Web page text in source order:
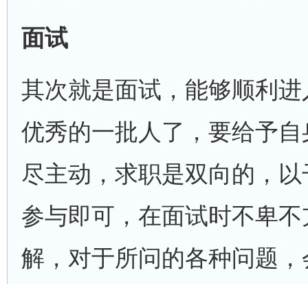
面试
其次就是面试，能够顺利
优秀的一批人了，要给予
尽主动，求职是双向的，
参与即可，在面试时不卑
解，对于所问的各种问题